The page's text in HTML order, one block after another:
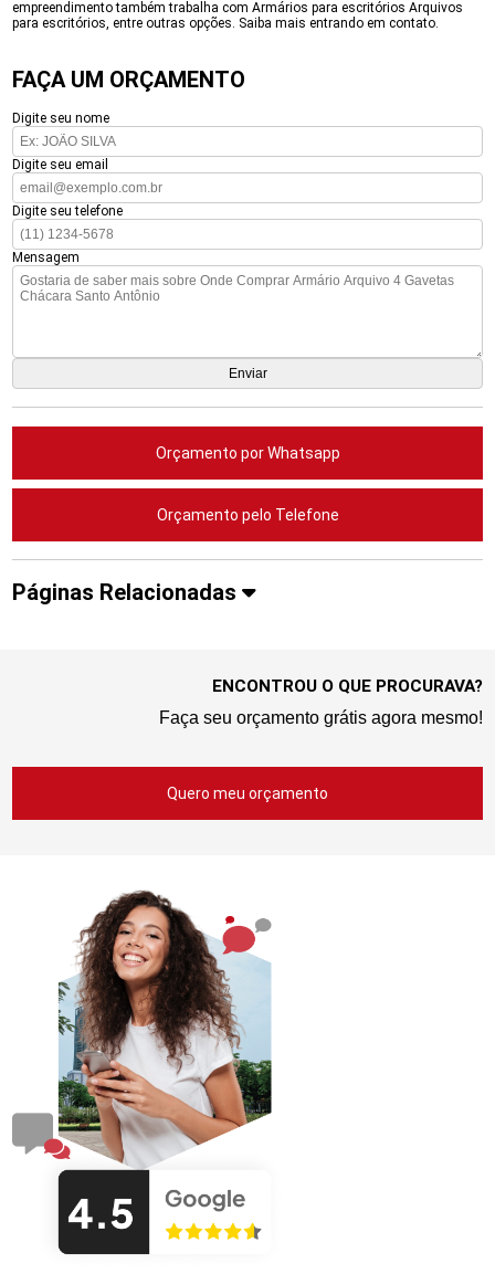
empreendimento também trabalha com Armários para escritórios Arquivos
para escritórios, entre outras opções. Saiba mais entrando em contato.
FAÇA UM ORÇAMENTO
Digite seu nome
Digite seu email
Digite seu telefone
Mensagem
Orçamento por Whatsapp
Orçamento pelo Telefone
Páginas Relacionadas
ENCONTROU O QUE PROCURAVA?
Faça seu orçamento grátis agora mesmo!
Quero meu orçamento